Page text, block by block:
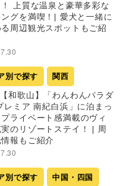
！ 上質な温泉と豪華多彩な
グを満喫！| 愛犬と一緒に
周辺観光スポットもご紹
別で探す 関西
【和歌山】「わんわんパラダ
レミア 南紀白浜」に泊まっ
ライベート感満載のヴィ
のリゾートステイ！ | 周
報もご紹介
別で探す 中国・四国